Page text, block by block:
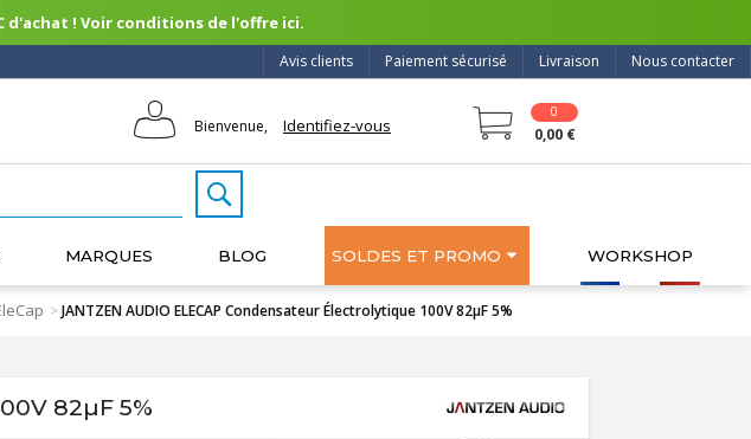
d'achat ! Voir conditions de l'offre ici.
Nous contacter
Livraison
Paiement sécurisé
Avis clients
Bienvenue, Identifiez-vous
0
0,00 €
MARQUES BLOG SOLDES ET PROMO WORKSHOP
>JANTZEN AUDIO ELECAP Condensateur Électrolytique 100V 82µF 5%
82µF 5%